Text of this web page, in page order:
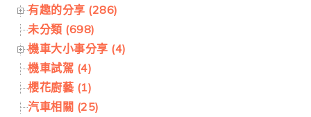
有趣的分享 (286)
未分類 (698)
機車大小事分享 (4)
機車試駕 (4)
櫻花廚藝 (1)
汽車相關 (25)